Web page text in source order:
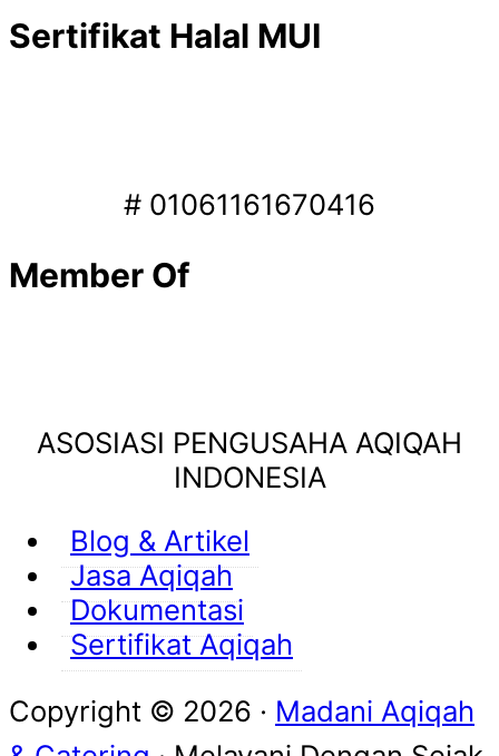
Sertifikat Halal MUI
# 01061161670416
Member Of
ASOSIASI PENGUSAHA AQIQAH
INDONESIA
Blog & Artikel
Jasa Aqiqah
Dokumentasi
Sertifikat Aqiqah
Copyright © 2026 · Madani Aqiqah